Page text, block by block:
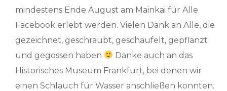
mindestens Ende August am Mainkai für Alle
Facebook erlebt werden. Vielen Dank an Alle, die
gezeichnet, geschraubt, geschaufelt, gepflanzt
und gegossen haben
Danke auch an das
Historisches Museum Frankfurt, bei denen wir
einen Schlauch für Wasser anschließen konnten.